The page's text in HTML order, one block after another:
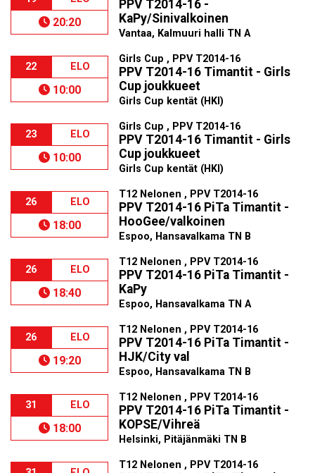
20:20
PPV T2014-16 -
KaPy/Sinivalkoinen
Vantaa, Kalmuuri halli TN A
22 ELO
10:00
Girls Cup , PPV T2014-16
PPV T2014-16 Timantit - Girls
Cup joukkueet
Girls Cup kentät (HKI)
23 ELO
10:00
Girls Cup , PPV T2014-16
PPV T2014-16 Timantit - Girls
Cup joukkueet
Girls Cup kentät (HKI)
26 ELO
18:00
T12 Nelonen , PPV T2014-16
PPV T2014-16 PiTa Timantit -
HooGee/valkoinen
Espoo, Hansavalkama TN B
26 ELO
18:40
T12 Nelonen , PPV T2014-16
PPV T2014-16 PiTa Timantit -
KaPy
Espoo, Hansavalkama TN A
26 ELO
19:20
T12 Nelonen , PPV T2014-16
PPV T2014-16 PiTa Timantit -
HJK/City val
Espoo, Hansavalkama TN B
31 ELO
18:00
T12 Nelonen , PPV T2014-16
PPV T2014-16 PiTa Timantit -
KOPSE/Vihreä
Helsinki, Pitäjänmäki TN B
T12 Nelonen , PPV T2014-16